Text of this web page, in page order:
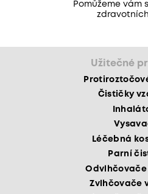
Pomůžeme vám
Užitečné
Čističky
Léčebná
Parní
Odvlhčovače
Zvlhčovače